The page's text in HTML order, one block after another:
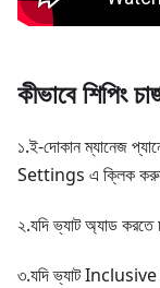
কীভাবে শিপিং
১.ই-দোকান ম্যানেজ
Settings এ ক্লিক
২.যদি ভ্যাট অ্যাড করতে
৩.যদি ভ্যাট